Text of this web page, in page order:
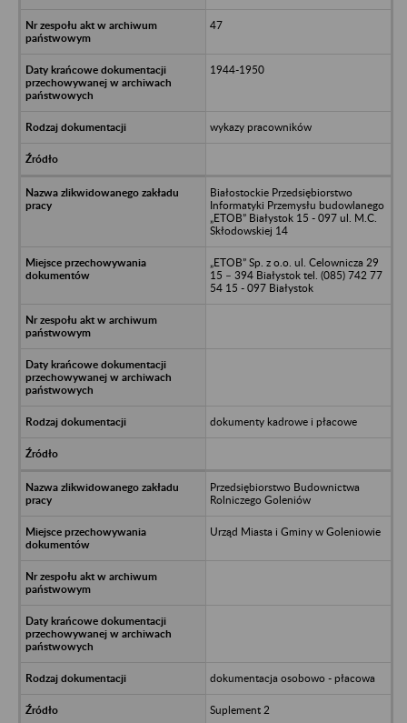
47
1944-1950
wykazy pracowników
Białostockie Przedsiębiorstwo
Informatyki Przemysłu budowlanego
„ETOB” Białystok 15 - 097 ul. M.C.
Skłodowskiej 14
„ETOB” Sp. z o.o. ul. Celownicza 29
15 – 394 Białystok tel. (085) 742 77
54 15 - 097 Białystok
dokumenty kadrowe i płacowe
Przedsiębiorstwo Budownictwa
Rolniczego Goleniów
Urząd Miasta i Gminy w Goleniowie
dokumentacja osobowo - płacowa
Suplement 2